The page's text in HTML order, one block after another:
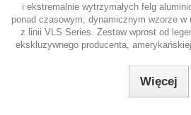
i ekstremalnie wytrzymałych felg
ponad czasowym, dynamicznym wzorze w
z linii VLS Series. Zestaw wprost od
ekskluzywnego producenta,
Więcej